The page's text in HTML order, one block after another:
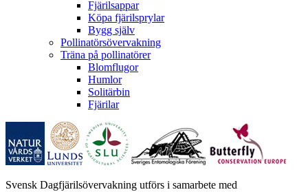
Fjärilsappar
Köpa fjärilsprylar
Bygg själv
Pollinatörsövervakning
Träna på pollinatörer
Blomflugor
Humlor
Solitärbin
Fjärilar
Svensk Dagfjärilsövervakning utförs i samarbete med